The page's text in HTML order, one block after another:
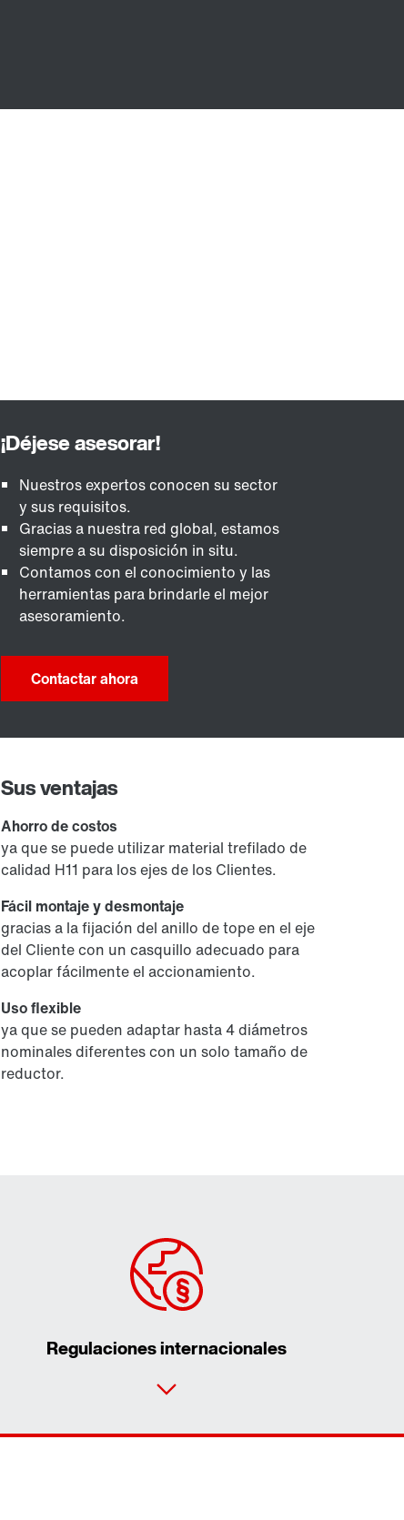
Nuestros expertos conocen su sector
y sus requisitos.
Gracias a nuestra red global, estamos
siempre a su disposición in situ.
Contamos con el conocimiento y las
herramientas para brindarle el mejor
asesoramiento.
Contactar ahora
Sus ventajas
Ahorro de costos
ya que se puede utilizar material trefilado de
calidad H11 para los ejes de los Clientes.
Fácil montaje y desmontaje
gracias a la fijación del anillo de tope en el eje
del Cliente con un casquillo adecuado para
acoplar fácilmente el accionamiento.
Uso flexible
ya que se pueden adaptar hasta 4 diámetros
nominales diferentes con un solo tamaño de
reductor.
Regulaciones internacionales